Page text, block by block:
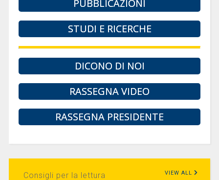
PUBBLICAZIONI
STUDI E RICERCHE
DICONO DI NOI
RASSEGNA VIDEO
RASSEGNA PRESIDENTE
Consigli per la lettura VIEW ALL